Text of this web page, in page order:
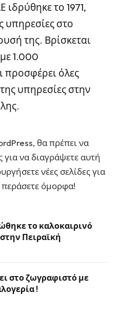
ιδρύθηκε το 1971,
υπηρεσίες στο
της. Βρίσκεται
1.000
προσφέρει όλες
υπηρεσίες στην
θα πρέπει να
για να διαγράψετε αυτή
νέες σελίδες για
όμορφα!
το καλοκαιρινό
Πειραϊκή
στο ζωγραφιστό με
!